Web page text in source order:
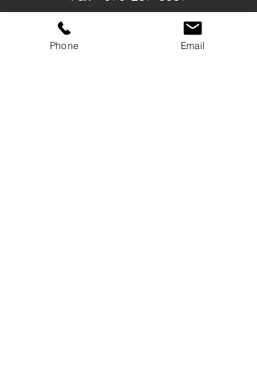
tsuchiya@wire-rope.jp
Phone Email